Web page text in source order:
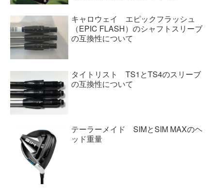
キャロウェイ エピックフラッシュ
（EPIC FLASH）のシャフトスリーブ
の互換性について
タイトリスト TS1とTS4のスリーブ
の互換性について
テーラーメイド SIMとSIM MAXのヘ
ッド重量